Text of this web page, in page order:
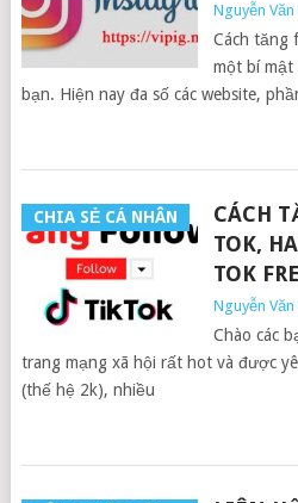
Nguyễn Văn
Cách tăng
một bí mật
bạn. Hiện nay đa số các website,
CHIA SẺ CÁ NHÂN
CÁCH
TOK,
TOK
Nguyễn Văn
Chào các
trang mạng xã hội rất hot và được
(thế hệ 2k), nhiều